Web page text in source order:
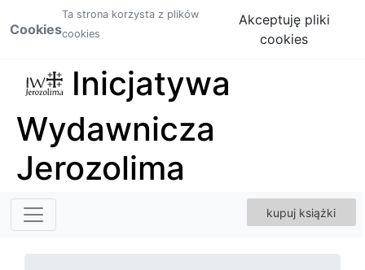
Cookies
Ta strona korzysta z plików
cookies
Akceptuję pliki
cookies
Inicjatywa
Wydawnicza
Jerozolima
kupuj książki